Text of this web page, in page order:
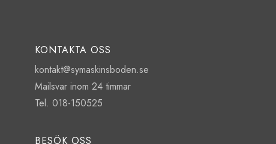
KONTAKTA OSS
kontakt@symaskinsboden.se
Mailsvar inom 24 timmar
Tel. 018-150525
BESÖK OSS